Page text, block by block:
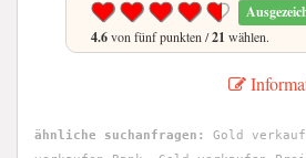
4.6von fünf punkten /21 wählen.
ähnliche suchanfragen:
Gold